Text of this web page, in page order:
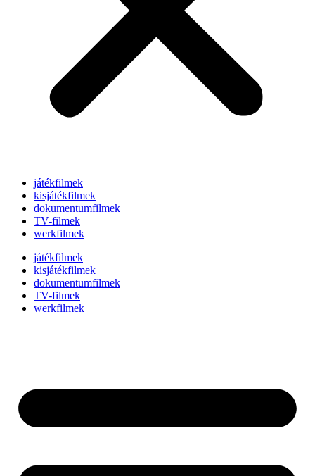
játékfilmek
kisjátékfilmek
dokumentumfilmek
TV-filmek
werkfilmek
játékfilmek
kisjátékfilmek
dokumentumfilmek
TV-filmek
werkfilmek